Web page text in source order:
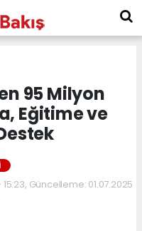
95 Milyon
Eğitime ve
Güncelleme: 01.07.2025